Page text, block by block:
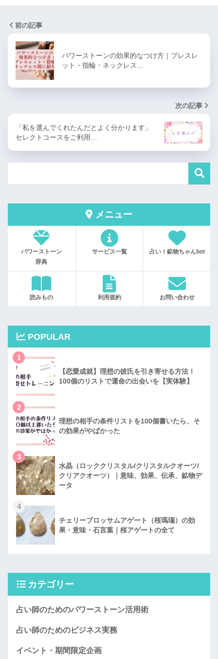
前の記事
パワーストーンの効果的なつけ方｜ブレスレ
ット・指輪・ネックレス…
次の記事
「私を選んでくれたんだとよく分かります」
セレクトコースをご利用…
メニュー
パワーストーン
辞典
サービス一覧 占い！鉱物ちゃんbot
読みもの 利用規約 お問い合わせ
POPULAR
1
【恋愛成就】理想の彼氏を引き寄せる方法！
100個のリストで運命の出会いを【実体験】
2
理想の相手の条件リストを100個書いたら、そ
の効果がやばかった
3
水晶（ロッククリスタル/クリスタルクオーツ/
クリアクオーツ）｜意味、効果、伝承、鉱物デ
ータ
4
チェリーブロッサムアゲート（桜瑪瑙）の効
果・意味・石言葉｜桜アゲートの全て
カテゴリー
占い師のためのパワーストーン活用術
占い師のためのビジネス実務
イベント・期間限定企画